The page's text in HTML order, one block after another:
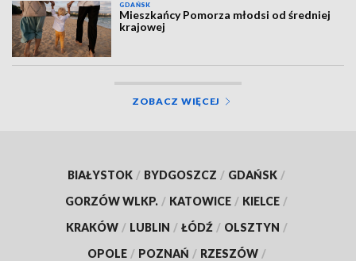
GDAŃSK
Mieszkańcy Pomorza młodsi od średniej
krajowej
ZOBACZ WIĘCEJ
BIAŁYSTOK / BYDGOSZCZ / GDAŃSK /
GORZÓW WLKP. / KATOWICE / KIELCE /
KRAKÓW / LUBLIN / ŁÓDŹ / OLSZTYN /
OPOLE / POZNAŃ / RZESZÓW /